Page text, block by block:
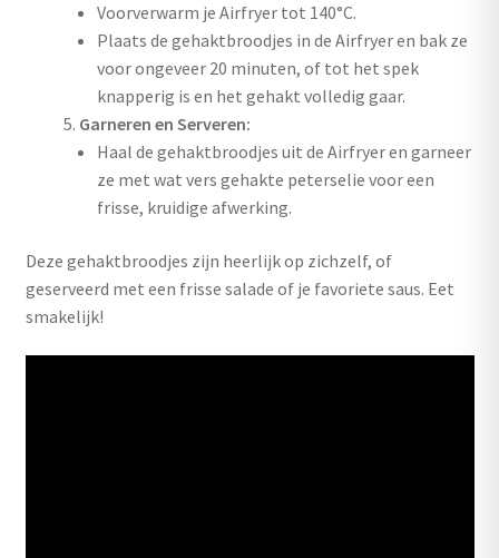
Voorverwarm je Airfryer tot 140°C.
Plaats de gehaktbroodjes in de Airfryer en bak ze
voor ongeveer 20 minuten, of tot het spek
knapperig is en het gehakt volledig gaar.
Garneren en Serveren:
Haal de gehaktbroodjes uit de Airfryer en garneer
ze met wat vers gehakte peterselie voor een
frisse, kruidige afwerking.
Deze gehaktbroodjes zijn heerlijk op zichzelf, of
geserveerd met een frisse salade of je favoriete saus. Eet
smakelijk!